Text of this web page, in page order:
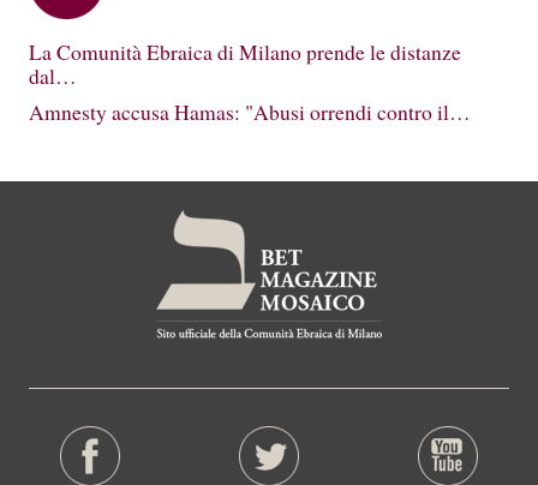
La Comunità Ebraica di Milano prende le distanze
dal…
Amnesty accusa Hamas: "Abusi orrendi contro il…